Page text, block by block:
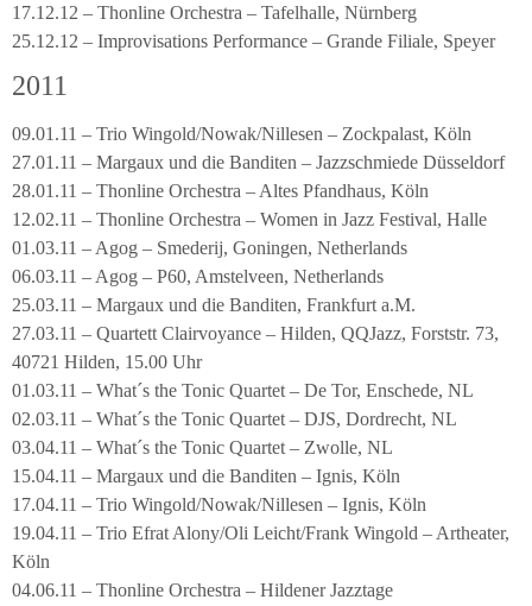
17.12.12 – Thonline Orchestra – Tafelhalle, Nürnberg
25.12.12 – Improvisations Performance – Grande Filiale, Speyer
2011
09.01.11 – Trio Wingold/Nowak/Nillesen – Zockpalast, Köln
27.01.11 – Margaux und die Banditen – Jazzschmiede Düsseldorf
28.01.11 – Thonline Orchestra – Altes Pfandhaus, Köln
12.02.11 – Thonline Orchestra – Women in Jazz Festival, Halle
01.03.11 – Agog – Smederij, Goningen, Netherlands
06.03.11 – Agog – P60, Amstelveen, Netherlands
25.03.11 – Margaux und die Banditen, Frankfurt a.M.
27.03.11 – Quartett Clairvoyance – Hilden, QQJazz, Forststr. 73,
40721 Hilden, 15.00 Uhr
01.03.11 – What´s the Tonic Quartet – De Tor, Enschede, NL
02.03.11 – What´s the Tonic Quartet – DJS, Dordrecht, NL
03.04.11 – What´s the Tonic Quartet – Zwolle, NL
15.04.11 – Margaux und die Banditen – Ignis, Köln
17.04.11 – Trio Wingold/Nowak/Nillesen – Ignis, Köln
19.04.11 – Trio Efrat Alony/Oli Leicht/Frank Wingold – Artheater,
Köln
04.06.11 – Thonline Orchestra – Hildener Jazztage